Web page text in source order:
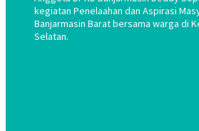
kegiatan Penelaahan dan Aspirasi
Banjarmasin Barat bersama warga di
Selatan.